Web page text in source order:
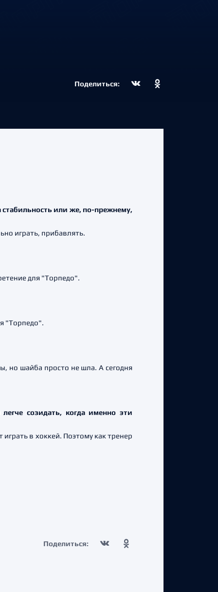
Поделиться:
или же, по-прежнему,
играть, прибавлять.
для "Торпедо".
"Торпедо".
но шайба просто не шла. А сегодня
созидать, когда именно эти
в хоккей. Поэтому как тренер
Поделиться: